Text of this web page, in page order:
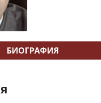
БИОГРАФИЯ